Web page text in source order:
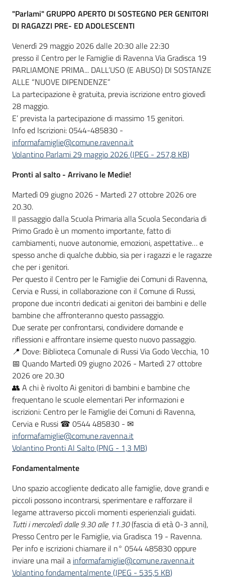
"Parlami" GRUPPO APERTO DI SOSTEGNO PER GENITORI
DI RAGAZZI PRE- ED ADOLESCENTI
Venerdì 29 maggio 2026 dalle 20:30 alle 22:30
presso il Centro per le Famiglie di Ravenna Via Gradisca 19
PARLIAMONE PRIMA... DALL’USO (E ABUSO) DI SOSTANZE
ALLE “NUOVE DIPENDENZE”
La partecipazione è gratuita, previa iscrizione entro giovedì
28 maggio.
E’ prevista la partecipazione di massimo 15 genitori.
Info ed Iscrizioni: 0544-485830 -
informafamiglie@comune.ravenna.it
Volantino Parlami 29 maggio 2026(JPEG - 257,8 KB)
Pronti al salto - Arrivano le Medie!
Martedì 09 giugno 2026 - Martedì 27 ottobre 2026 ore
20.30.
Il passaggio dalla Scuola Primaria alla Scuola Secondaria di
Primo Grado è un momento importante, fatto di
cambiamenti, nuove autonomie, emozioni, aspettative… e
spesso anche di qualche dubbio, sia per i ragazzi e le ragazze
che per i genitori.
Per questo il Centro per le Famiglie dei Comuni di Ravenna,
Cervia e Russi, in collaborazione con il Comune di Russi,
propone due incontri dedicati ai genitori dei bambini e delle
bambine che affronteranno questo passaggio.
Due serate per confrontarsi, condividere domande e
riflessioni e affrontare insieme questo nuovo passaggio.
📍 Dove: Biblioteca Comunale di Russi Via Godo Vecchia, 10
📅 Quando Martedì 09 giugno 2026 - Martedì 27 ottobre
2026 ore 20.30
👥 A chi è rivolto Ai genitori di bambini e bambine che
frequentano le scuole elementari Per informazioni e
iscrizioni: Centro per le Famiglie dei Comuni di Ravenna,
Cervia e Russi ☎ 0544 485830 - ✉
informafamiglie@comune.ravenna.it
Volantino Pronti Al Salto(PNG - 1,3 MB)
Fondamentalmente
Uno spazio accogliente dedicato alle famiglie, dove grandi e
piccoli possono incontrarsi, sperimentare e rafforzare il
legame attraverso piccoli momenti esperienziali guidati.
Tutti i mercoledì dalle 9.30 alle 11.30(fascia di età 0-3 anni),
Presso Centro per le Famiglie, via Gradisca 19 - Ravenna.
Per info e iscrizioni chiamare il n° 0544 485830 oppure
inviare una mail a informafamiglie@comune.ravenna.it
Volantino fondamentalmente(JPEG - 535,5 KB)